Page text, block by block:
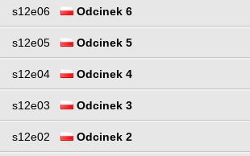
s12e06 Odcinek 6
s12e05 Odcinek 5
s12e04 Odcinek 4
s12e03 Odcinek 3
s12e02 Odcinek 2